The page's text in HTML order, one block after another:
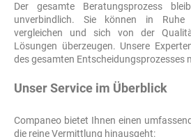
Der gesamte Beratungsprozess
unverbindlich. Sie können in Ruhe
vergleichen und sich von der
Lösungen überzeugen. Unsere
des gesamten Entscheidungsprozesses
Unser Service im Überblick
Companeo bietet Ihnen einen
die reine Vermittlung hinausgeht: